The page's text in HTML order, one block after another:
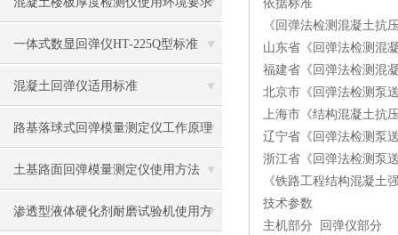
一体式数显回弹仪HT-225Q型标准
混凝土回弹仪适用标准
路基落球式回弹模量测定仪工作原理
及使用方法
土基路面回弹模量测定仪使用方法
渗透型液体硬化剂耐磨试验机使用方
依据标准
《回弹法检测混凝土
山东省《回弹法检测混
福建省《回弹法检测混
北京市《回弹法检测泵
上海市《结构混凝土抗
辽宁省《回弹法检测泵
浙江省《回弹法检测泵
《铁路工程结构混凝土
技术参数
主机部分 回弹仪部分